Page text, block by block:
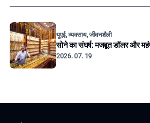
यूएई, व्यवसाय, जीवनशैली
सोने का संघर्ष: मजबूत डॉलर और
2026. 07. 19